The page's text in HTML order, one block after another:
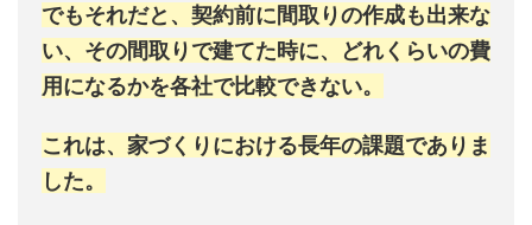
でもそれだと、契約前に間取りの作成も出来な
い、その間取りで建てた時に、どれくらいの費
用になるかを各社で比較できない。
これは、家づくりにおける長年の課題でありま
した。